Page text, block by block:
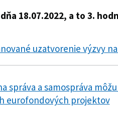
18.07.2022, a to 3.
uzatvorenie výzvy
správa a samospráva
eurofondových projektov